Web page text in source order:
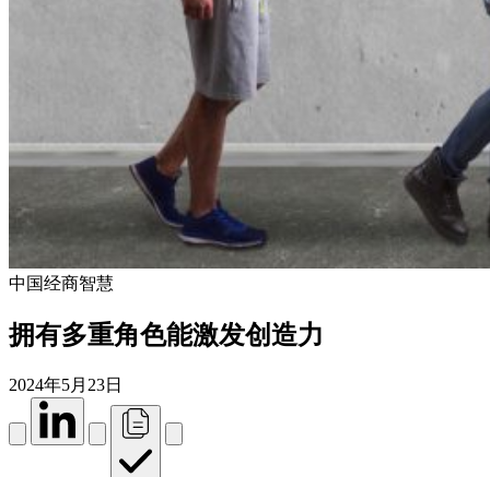
中国经商智慧
拥有多重角色能激发创造力
2024年5月23日